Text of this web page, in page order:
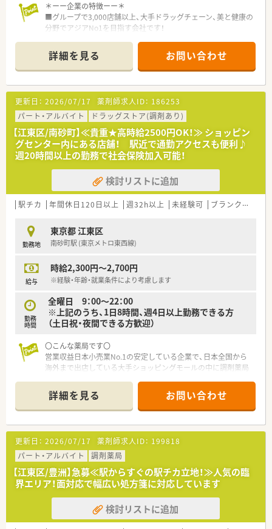
＊ーー企業の特徴ーー＊
■グループで3,000店舗以上、大手ドラッグチェーン、美と健康の
分野でアジアNo1を目指す会社です！
タジオを設け、栄養士・薬剤師・化粧品担当者が様々な視点からお
客様の健康を管理！！
■健康サポート薬局を2017年3店舗→2018年7月16店舗→2022
年3月には50店舗へ拡大を予定しています。
■こんな社風です！「自由度が高くチャレンジしやすい環境」
社内公募制度があり、自らチャンスを掴むことができます♪
社員は全員さん付けで呼び、明るく風通しの良い環境を目指して
います！
＊ーー働きやすい環境♪ーー＊
■全店舗に錠剤監査システム・音声入力システム・監査システム
を導入し、機械化をはかり薬剤師に求められる対人業務に注力し
ています♪
■女性活躍推進法に基づく基準適合厚生大臣より「えるぼし（最
女性の働きやすく、活躍している社員もたくさんいます♪
＊ーー店舗の特徴ーー＊
便利
■複数科目を受けていて勉強になります
ン薬剤師も在籍しております
詳細を見る お問い合わせ
更新日： 2026/07/17 薬剤師求人ID： 186253
パート・アルバイト
ドラッグストア(調剤あり)
【江東区/南砂町】≪貴重★高時給2500円OK！≫ ショッピン
グセンター内にある店舗！ 駅近で通勤アクセスも便利♪
週20時間以上の勤務で社会保険加入可能！
検討リストに追加
駅チカ 年間休日120日以上 週32h以上 未経験可 ブランク可
勤務地
東京都 江東区
南砂町駅 (東京メトロ東西線)
給与
時給2,300円～2,700円
※経験・年齢・就業条件により考慮します
勤務
時間
全曜日 9：00～22：00
※上記のうち、1日8時間、週4日以上勤務できる方
（土日祝・夜間できる方歓迎）
〇こんな薬局です〇
営業収益日本小売業No.1の安定している企業で、日本全国から
海外まで出店している大手ショッピングモールの中に調剤薬局
■面分業がメインのため、多くの医療機関から処方箋を応需して
いるので、薬の品目数も多く、幅広い知識・スキルを磨くことが
できます。
■OTC併設店だからこそ『健康をトータルでサポート』できま
す。
※赤ちゃんからお年寄りまで健康相談を通じてセルフメディケ
ーション推進に貢献でき、カウンセリング力を身につけられる環
境です。
※在宅医療への取り組みも積極的行っております。
■漢方の取り扱いを促進しており、普通の調剤薬局では扱ってい
ない種類の漢方も勉強できます。
詳細を見る お問い合わせ
更新日： 2026/07/17 薬剤師求人ID： 199818
パート・アルバイト
調剤薬局
【江東区/豊洲】急募≪駅からすぐの駅チカ立地！≫人気の臨
界エリア！面対応で幅広い処方箋に対応しています
検討リストに追加